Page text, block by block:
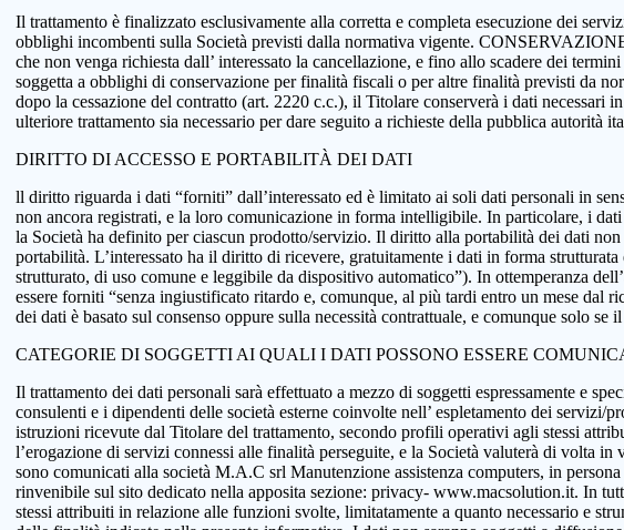
Il trattamento è finalizzato esclusivamente alla corretta e completa esecuzione dei
obblighi incombenti sulla Società previsti dalla normativa vigente.
che non venga richiesta dall’ interessato la cancellazione, e fino allo scadere dei
soggetta a obblighi di conservazione per finalità fiscali o per altre finalità previsti da
dopo la cessazione del contratto (art. 2220 c.c.), il Titolare conserverà i dati necessari
ulteriore trattamento sia necessario per dare seguito a richieste della pubblica autorità
DIRITTO DI ACCESSO E PORTABILITÀ DEI DATI
ll diritto riguarda i dati “forniti” dall’interessato ed è limitato ai soli dati personali in
non ancora registrati, e la loro comunicazione in forma intelligibile. In particolare, i
la Società ha definito per ciascun prodotto/servizio. Il diritto alla portabilità dei dati
portabilità. L’interessato ha il diritto di ricevere, gratuitamente i dati in forma
strutturato, di uso comune e leggibile da dispositivo automatico”). In ottemperanza
essere forniti “senza ingiustificato ritardo e, comunque, al più tardi entro un mese dal
dei dati è basato sul consenso oppure sulla necessità contrattuale, e comunque solo
CATEGORIE DI SOGGETTI AI QUALI I DATI POSSONO ESSERE
Il trattamento dei dati personali sarà effettuato a mezzo di soggetti espressamente e
consulenti e i dipendenti delle società esterne coinvolte nell’ espletamento dei
istruzioni ricevute dal Titolare del trattamento, secondo profili operativi agli stessi
l’erogazione di servizi connessi alle finalità perseguite, e la Società valuterà di volta
sono comunicati alla società M.A.C srl Manutenzione assistenza computers, in
rinvenibile sul sito dedicato nella apposita sezione: privacy- www.macsolution.it. In
stessi attribuiti in relazione alle funzioni svolte, limitatamente a quanto necessario e